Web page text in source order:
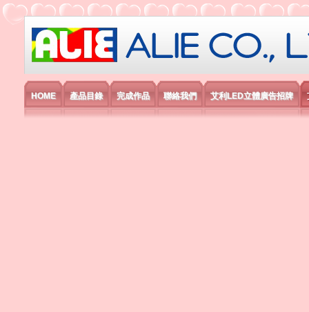
艾利國際電子有限公司
HOME 產品目錄 完成作品 聯絡我們 艾利LED立體廣告招牌